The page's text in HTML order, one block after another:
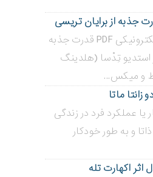
کتاب صوتی و کتاب الکترونیکی PDF قدرت جذبه
استدیو تِدْسا (هلدینگ
و میکس...
ماتا
یا عملکرد فرد در زندگی
و به طور خودکار
اکهارت تله